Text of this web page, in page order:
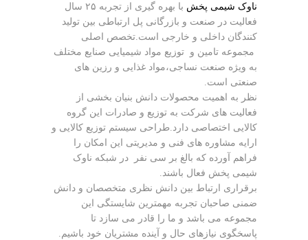
ناوک شیمی پخش
با بهره گیری از تجربه ۲۵ سال
فعالیت در صنعت و بازرگانی پل ارتباطی بین تولید
کنندگان داخلی و خارجی است.تخصص اصلی
مجموعه تامین و توزیع مواد شیمیایی صنایع مختلف
به ویژه صنعت نساجی،مواد غذایی و رزین های
صنعتی است.
نظر به اهمیت محصولات دانش بنیان بخشی از
فعالیت های شرکت به توزیع و صادرات این گروه
کالایی اختصاصی دارد.طراحی سیستم توزیع کالایی و
ارایه مشاوره های فنی و مدیریتی این امکان را
فراهم آورده که بالغ بر سی نفر در شبکه ناوک
شیمی پخش فعال باشند.
برقراری ارتباط بین دانش نظری متخصصان و دانش
ضمنی صاحبان تجربه مهمترین شایستگی این
مجموعه می باشد و ما را قادر می سازد تا
پاسخگوی نیازهای حال و آینده مشتریان خود باشیم.